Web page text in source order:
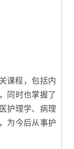
课程，包括内
同时也掌握了
护理学、病理
为今后从事护